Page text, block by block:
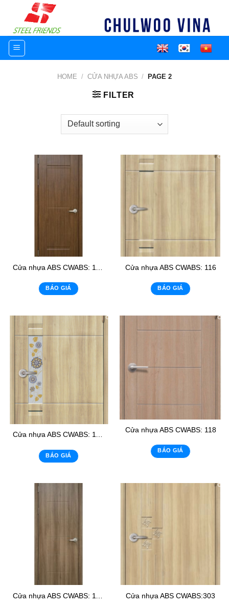
content
HOME / CỬA NHỰA ABS / PAGE 2
FILTER
BÁO GIÁ
Cửa nhựa ABS CWABS: 116
BÁO GIÁ
Cửa nhựa ABS CWABS: 116-K
BÁO GIÁ
Cửa nhựa ABS CWABS: 118
BÁO GIÁ
Cửa nhựa ABS CWABS:303